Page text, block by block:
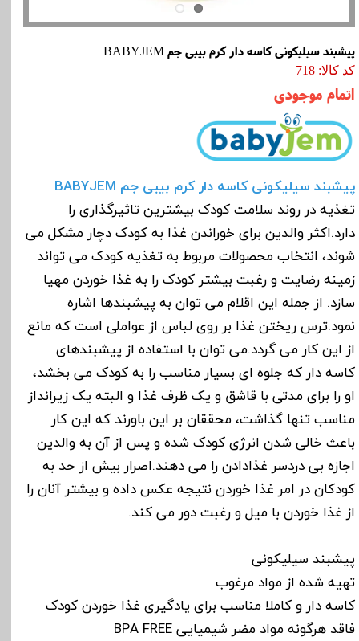
پیشبند سیلیکونی کاسه دار کرم بیبی جم BABYJEM
کد کالا: 718
اتمام موجودی
پیشبند سیلیکونی کاسه دار کرم بیبی جم BABYJEM
تغذیه در روند سلامت کودک بیشترین تاثیرگذاری را
دارد.اکثر والدین برای خوراندن غذا به کودک دچار مشکل می
شوند، انتخاب محصولات مربوط به تغذیه کودک می تواند
زمینه رضایت و رغبت بیشتر کودک را به غذا خوردن مهیا
سازد. از جمله این اقلام می توان به پیشبندها اشاره
نمود.ترس ریختن غذا بر روی لباس از عواملی است که مانع
از این کار می گردد.می توان با استفاده از پیشبندهای
کاسه دار که جلوه ای بسیار مناسب را به کودک می بخشد،
او را برای مدتی با قاشق و یک ظرف غذا و البته یک زیرانداز
مناسب تنها گذاشت، محققان بر این باورند که این کار
باعث خالی شدن انرژی کودک شده و پس از آن به والدین
اجازه بی دردسر غذادادن را می دهند.اصرار بیش از حد به
کودکان در امر غذا خوردن نتیجه عکس داده و بیشتر آنان را
از غذا خوردن با میل و رغبت دور می کند.
پیشبند سیلیکونی
تهیه شده از مواد مرغوب
کاسه دار و کاملا مناسب برای یادگیری غذا خوردن کودک
فاقد هرگونه مواد مضر شیمیایی BPA FREE